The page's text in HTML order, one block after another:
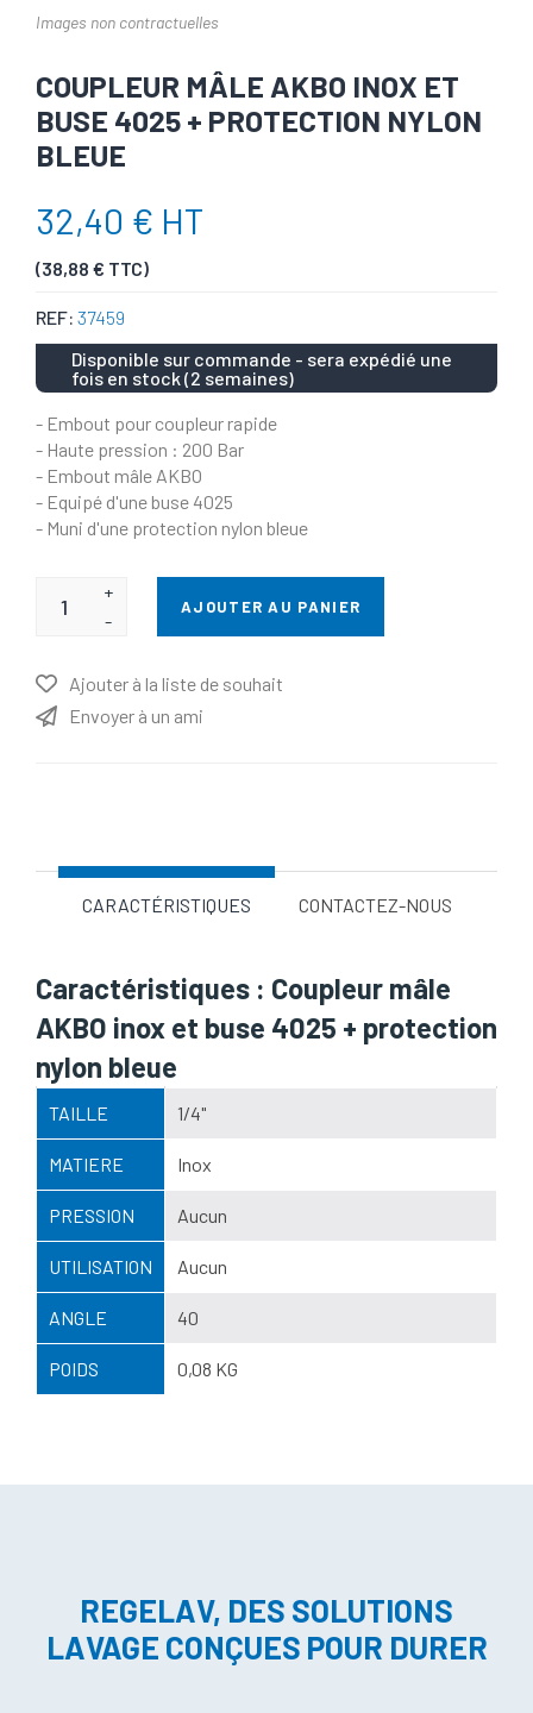
Images non contractuelles
COUPLEUR MÂLE AKBO INOX ET
BUSE 4025 + PROTECTION NYLON
BLEUE
32,40 € HT
(38,88 € TTC)
REF: 37459
Disponible sur commande - sera expédié une
fois en stock (2 semaines)
- Embout pour coupleur rapide
- Haute pression : 200 Bar
- Embout mâle AKBO
- Equipé d'une buse 4025
- Muni d'une protection nylon bleue
+
-
AJOUTER AU PANIER
Ajouter à la liste de souhait
Envoyer à un ami
CARACTÉRISTIQUES CONTACTEZ-NOUS
Caractéristiques : Coupleur mâle
AKBO inox et buse 4025 + protection
nylon bleue
TAILLE 1/4"
MATIERE Inox
PRESSION Aucun
UTILISATION Aucun
ANGLE 40
POIDS 0,08 KG
REGELAV, DES SOLUTIONS
LAVAGE CONÇUES POUR DURER